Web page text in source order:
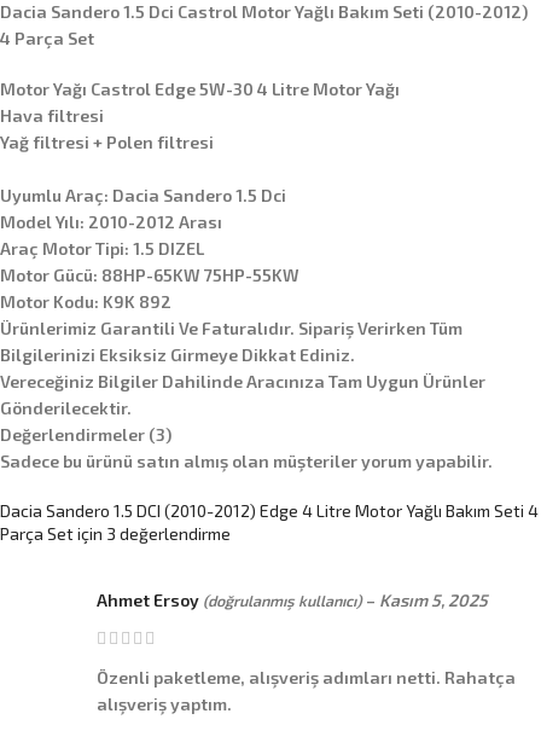
Dacia Sandero 1.5 Dci Castrol Motor Yağlı Bakım Seti (2010-2012)
4 Parça Set
Motor Yağı Castrol Edge 5W-30 4 Litre Motor Yağı
Hava filtresi
Yağ filtresi + Polen filtresi
Uyumlu Araç: Dacia Sandero 1.5 Dci
Model Yılı: 2010-2012 Arası
Araç Motor Tipi: 1.5 DIZEL
Motor Gücü: 88HP-65KW 75HP-55KW
Motor Kodu: K9K 892
Ürünlerimiz Garantili Ve Faturalıdır. Sipariş Verirken Tüm
Bilgilerinizi Eksiksiz Girmeye Dikkat Ediniz.
Vereceğiniz Bilgiler Dahilinde Aracınıza Tam Uygun Ürünler
Gönderilecektir.
Değerlendirmeler (3)
Dacia Sandero 1.5 DCI (2010-2012) Edge 4 Litre Motor Yağlı Bakım Seti 4
Parça Setiçin 3 değerlendirme
Ahmet Ersoy (doğrulanmış kullanıcı) – Kasım 5, 2025
Özenli paketleme, alışveriş adımları netti. Rahatça
alışveriş yaptım.
Sadece bu ürünü satın almış olan müşteriler yorum yapabilir.